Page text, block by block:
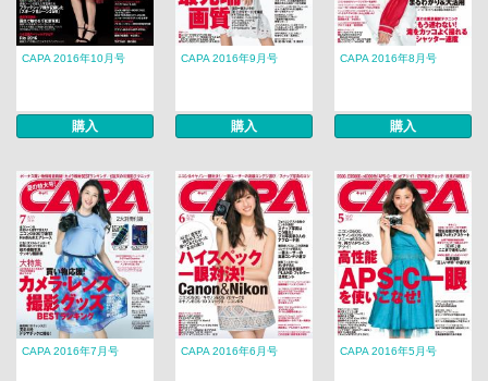
CAPA 2016年10月号
購入
CAPA 2016年9月号
購入
CAPA 2016年8月号
購入
CAPA 2016年7月号 CAPA 2016年6月号 CAPA 2016年5月号